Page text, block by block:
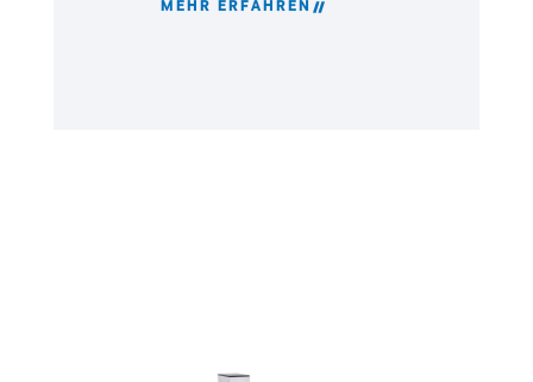
MEHR ERFAHREN